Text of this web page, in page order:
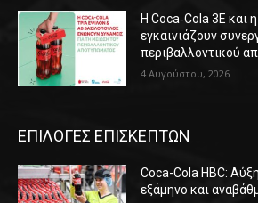
Η Coca‑Cola 3E και
εγκαινιάζουν
περιβαλλοντικού
4 Αυγούστου, 2026
ΕΠΙΛΟΓΕΣ ΕΠΙΣΚΕΠΤΩΝ
Coca-Cola HBC:
εξάμηνο και